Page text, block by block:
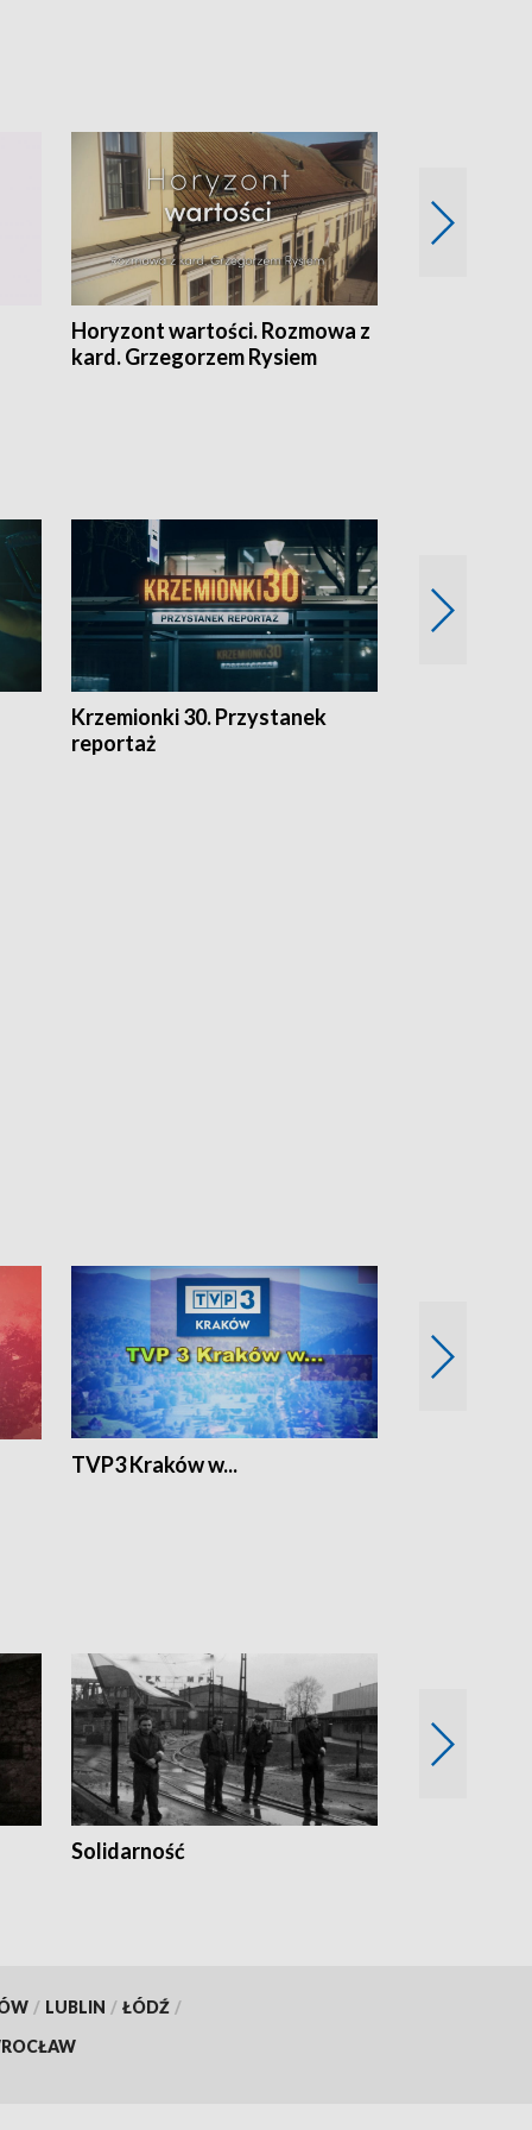
Horyzont wartości. Rozmowa z
kard. Grzegorzem Rysiem
Krzemionki 30. Przystanek
reportaż
TVP3 Kraków w...
Solidarność
/ LUBLIN / ŁÓDŹ /